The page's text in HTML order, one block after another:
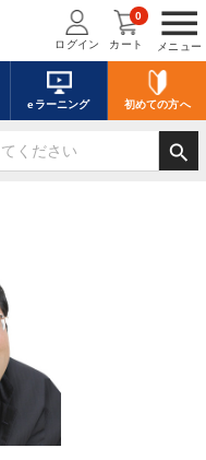
menu
メニュー
ログイン カート
0
eラーニング 初めての方へ
search